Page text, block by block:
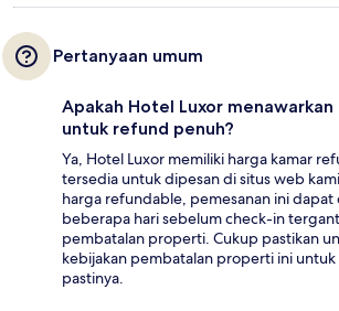
Pertanyaan umum
Apakah Hotel Luxor
untuk refund penuh?
Ya, Hotel Luxor memiliki harga kamar
tersedia untuk dipesan di situs web
harga refundable, pemesanan ini
beberapa hari sebelum check-in
pembatalan properti. Cukup pastikan
kebijakan pembatalan properti ini
pastinya.